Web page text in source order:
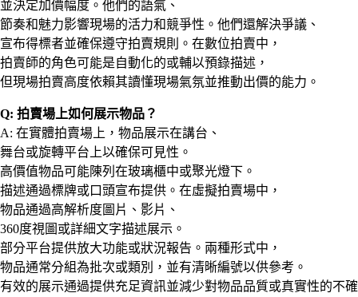
並決定加價幅度。他們的語氣、
節奏和魅力影響現場的活力和競爭性。他們還解決爭議、
宣布得標者並確保遵守拍賣規則。在數位拍賣中，
拍賣師的角色可能是自動化的或輔以預錄描述，
但現場拍賣高度依賴其讀懂現場氣氛並推動出價的能力。
Q: 拍賣場上如何展示物品？
A: 在實體拍賣場上，物品展示在講台、
舞台或旋轉平台上以確保可見性。
高價值物品可能陳列在玻璃櫃中或聚光燈下。
描述通過標牌或口頭宣布提供。在虛擬拍賣場中，
物品通過高解析度圖片、影片、
360度視圖或詳細文字描述展示。
部分平台提供放大功能或狀況報告。兩種形式中，
物品通常分組為批次或類別，並有清晰編號以供參考。
有效的展示通過提供充足資訊並減少對物品品質或真實性的不確